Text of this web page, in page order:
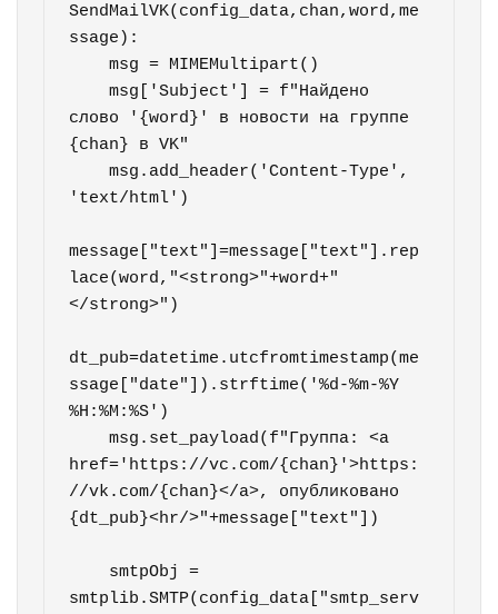
SendMailVK(config_data,chan,word,me
ssage):
    msg = MIMEMultipart()
    msg['Subject'] = f"Найдено
слово '{word}' в новости на группе
{chan} в VK"
    msg.add_header('Content-Type',
'text/html')
message["text"]=message["text"].rep
lace(word,"<strong>"+word+"
</strong>")
dt_pub=datetime.utcfromtimestamp(me
ssage["date"]).strftime('%d-%m-%Y
%H:%M:%S')
    msg.set_payload(f"Группа: <a
href='https://vc.com/{chan}'>https:
//vk.com/{chan}</a>, опубликовано
{dt_pub}<hr/>"+message["text"])
smtplib.SMTP(config_data["smtp_serv